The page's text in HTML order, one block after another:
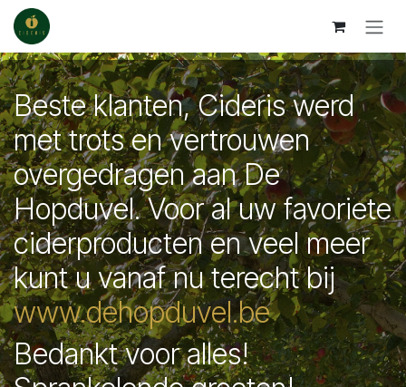
Se rendre au contenu
Beste klanten, Cideris werd
met trots en vertrouwen
overgedragen aan De
Hopduvel. Voor al uw favoriete
ciderproducten en veel meer
kunt u vanaf nu terecht bij
www.dehopduvel.be
Bedankt voor alles!